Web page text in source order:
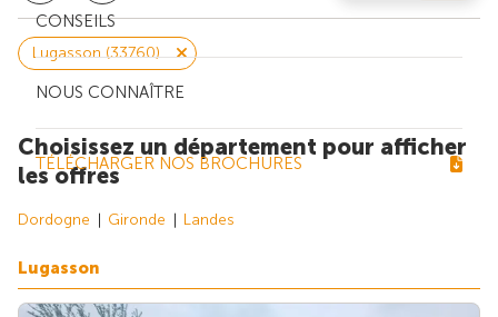
CONSEILS
NOUS CONNAÎTRE
TÉLÉCHARGER NOS BROCHURES
Lugasson (33760)
Choisissez un département pour afficher
les offres
Dordogne Gironde Landes
Lugasson